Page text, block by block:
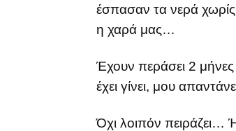
έσπασαν τα νερά
η χαρά μας…
Έχουν περάσει 2
έχει γίνει, μου
Όχι λοιπόν